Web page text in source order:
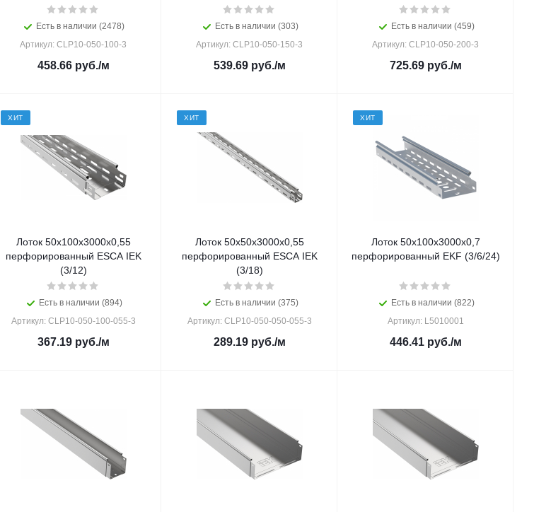
Есть в наличии (2478)
Артикул: CLP10-050-100-3
458.66руб./м
Есть в наличии (303)
Артикул: CLP10-050-150-3
539.69руб./м
Есть в наличии (459)
Артикул: CLP10-050-200-3
725.69руб./м
ХИТ
Лоток 50х100х3000х0,55
перфорированный ESCA IEK
(3/12)
Есть в наличии (894)
Артикул: CLP10-050-100-055-3
367.19руб./м
ХИТ
Лоток 50х50х3000х0,55
перфорированный ESCA IEK
(3/18)
Есть в наличии (375)
Артикул: CLP10-050-050-055-3
289.19руб./м
ХИТ
Лоток 50х100х3000х0,7
перфорированный EKF (3/6/24)
Есть в наличии (822)
Артикул: L5010001
446.41руб./м